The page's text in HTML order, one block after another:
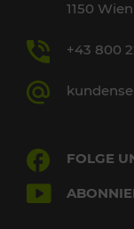
1150 Wien
+43 800
FOLGE